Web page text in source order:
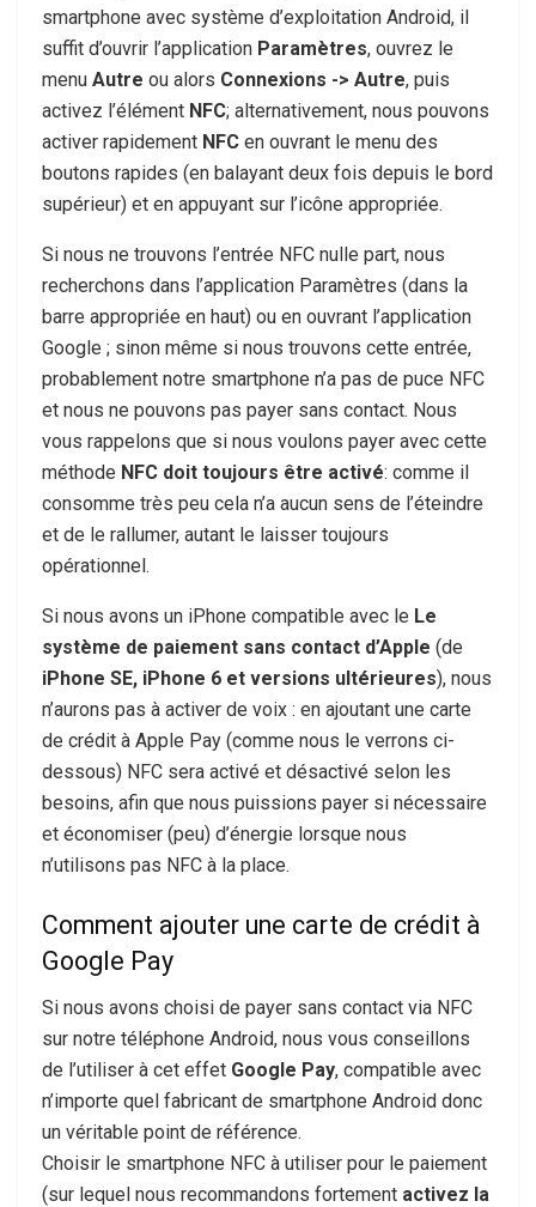
smartphone avec système d’exploitation Android, il
suffit d’ouvrir l’application Paramètres, ouvrez le
menu Autre ou alors Connexions -> Autre, puis
activez l’élément NFC; alternativement, nous pouvons
activer rapidement NFC en ouvrant le menu des
boutons rapides (en balayant deux fois depuis le bord
supérieur) et en appuyant sur l’icône appropriée.
Si nous ne trouvons l’entrée NFC nulle part, nous
recherchons dans l’application Paramètres (dans la
barre appropriée en haut) ou en ouvrant l’application
Google ; sinon même si nous trouvons cette entrée,
probablement notre smartphone n’a pas de puce NFC
et nous ne pouvons pas payer sans contact. Nous
vous rappelons que si nous voulons payer avec cette
méthode NFC doit toujours être activé: comme il
consomme très peu cela n’a aucun sens de l’éteindre
et de le rallumer, autant le laisser toujours
opérationnel.
Si nous avons un iPhone compatible avec le Le
système de paiement sans contact d’Apple (de
iPhone SE, iPhone 6 et versions ultérieures), nous
n’aurons pas à activer de voix : en ajoutant une carte
de crédit à Apple Pay (comme nous le verrons ci-
dessous) NFC sera activé et désactivé selon les
besoins, afin que nous puissions payer si nécessaire
et économiser (peu) d’énergie lorsque nous
n’utilisons pas NFC à la place.
Comment ajouter une carte de crédit à
Google Pay
Si nous avons choisi de payer sans contact via NFC
sur notre téléphone Android, nous vous conseillons
de l’utiliser à cet effet Google Pay, compatible avec
n’importe quel fabricant de smartphone Android donc
un véritable point de référence.
Choisir le smartphone NFC à utiliser pour le paiement
(sur lequel nous recommandons fortement activez la